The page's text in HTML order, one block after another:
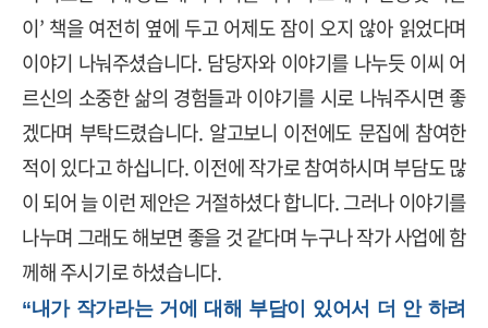
이’ 책을 여전히 옆에 두고 어제도 잠이 오지 않아 읽었다며
이야기 나눠주셨습니다. 담당자와 이야기를 나누듯 이씨 어
르신의 소중한 삶의 경험들과 이야기를 시로 나눠주시면 좋
겠다며 부탁드렸습니다. 알고보니 이전에도 문집에 참여한
적이 있다고 하십니다.이전에 작가로 참여하시며 부담도 많
이 되어 늘 이런 제안은 거절하셨다 합니다.그러나 이야기를
나누며 그래도 해보면 좋을 것 같다며 누구나 작가 사업에 함
께해 주시기로 하셨습니다.
“내가 작가라는 거에 대해 부담이 있어서 더 안 하려